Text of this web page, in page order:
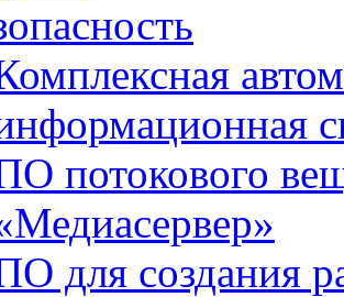
потокового
для создания